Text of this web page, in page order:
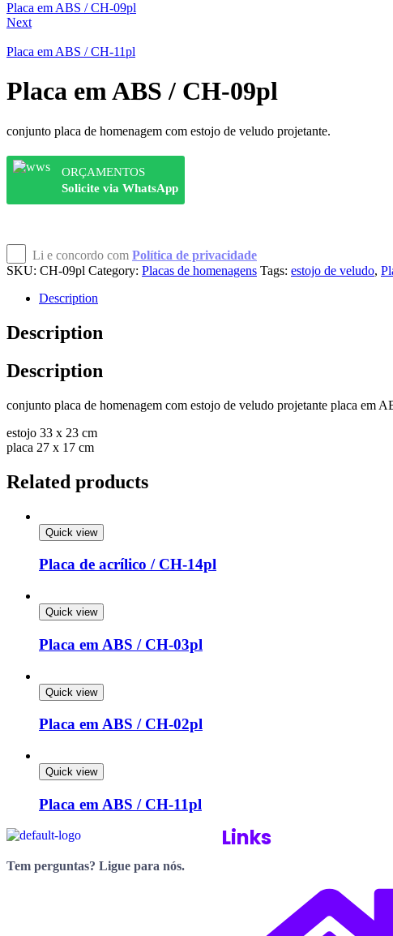
Placa em ABS / CH-09pl
Next
Placa em ABS / CH-11pl
Placa em ABS / CH-09pl
conjunto placa de homenagem com estojo de veludo projetante.
ORÇAMENTOS
Solicite via WhatsApp
Li e concordo com Política de privacidade
SKU: CH-09pl Category: Placas de homenagens Tags: estojo de veludo,
Description
Description
Description
conjunto placa de homenagem com estojo de veludo projetante placa em
estojo 33 x 23 cm
placa 27 x 17 cm
Related products
Quick view
Placa de acrílico / CH-14pl
Quick view
Placa em ABS / CH-03pl
Quick view
Placa em ABS / CH-02pl
Quick view
Placa em ABS / CH-11pl
Tem perguntas? Ligue para nós.
Links